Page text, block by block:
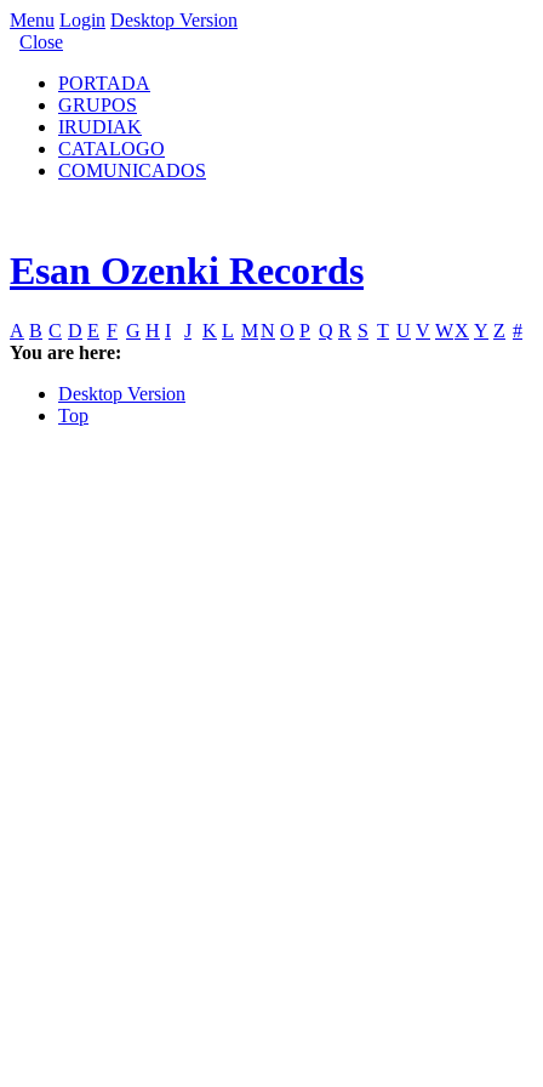
Menu Login Desktop Version
Close
PORTADA
GRUPOS
IRUDIAK
CATALOGO
COMUNICADOS
Esan Ozenki Records
A B C D E F G H I J K L MN O P Q R S T U V WX Y Z #
You are here:
Desktop Version
Top